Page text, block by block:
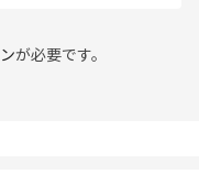
が必要です。